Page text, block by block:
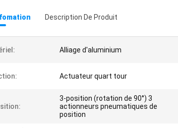
Description De Produit
Alliage d'aluminium
Actuateur quart tour
3-position (rotation de 90°) 3
actionneurs pneumatiques de
position